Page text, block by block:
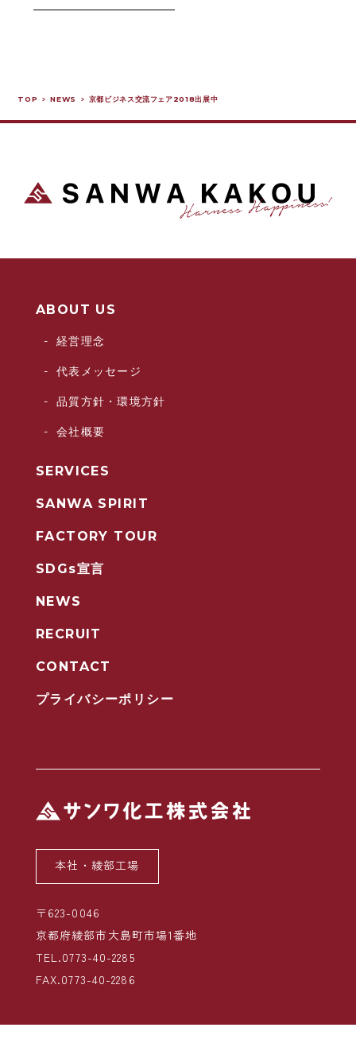
TOP NEWS 京都ビジネス交流フェア2018出展中
ABOUT US
経営理念
代表メッセージ
品質方針・環境方針
会社概要
SERVICES
SANWA SPIRIT
FACTORY TOUR
SDGs宣言
NEWS
RECRUIT
CONTACT
プライバシーポリシー
本社・綾部工場
〒623-0046
京都府綾部市大島町市場1番地
TEL.0773-40-2285
FAX.0773-40-2286